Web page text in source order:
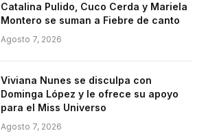
Catalina Pulido, Cuco Cerda y Mariela
Montero se suman a Fiebre de canto
Agosto 7, 2026
Viviana Nunes se disculpa con
Dominga López y le ofrece su apoyo
para el Miss Universo
Agosto 7, 2026